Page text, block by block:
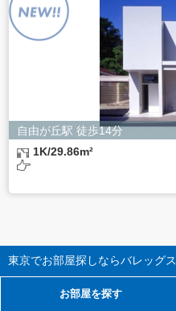
自由が丘駅 徒歩14分
1K/29.86m²
東京でお部屋探しならバレッグス
お部屋を探す